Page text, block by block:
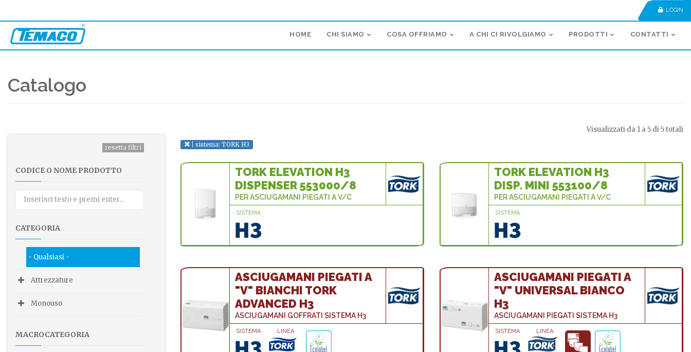
LOGIN
HOME CHI SIAMO COSA OFFRIAMO A CHI CI RIVOLGIAMO PRODOTTI CONTATTI
Catalogo
CODICE O NOME PRODOTTO
CATEGORIA
- Qualsiasi -
Attrezzature
Monouso
MACROCATEGORIA
Visualizzati da 1 a 5 di 5 totali
sistema: TORK H3
TORK ELEVATION H3
DISPENSER 553000/8
PER ASCIUGAMANI PIEGATI A V/C
SISTEMA
TORK ELEVATION H3
DISP. MINI 553100/8
PER ASCIUGAMANI PIEGATI A V/C
SISTEMA
ASCIUGAMANI PIEGATI A
"V" BIANCHI TORK
ADVANCED H3
ASCIUGAMANI GOFFRATI SISTEMA H3
SISTEMA LINEA
ASCIUGAMANI PIEGATI A
"V" UNIVERSAL BIANCO
H3
ASCIUGAMANI PIEGATI SISTEMA H3
SISTEMA LINEA